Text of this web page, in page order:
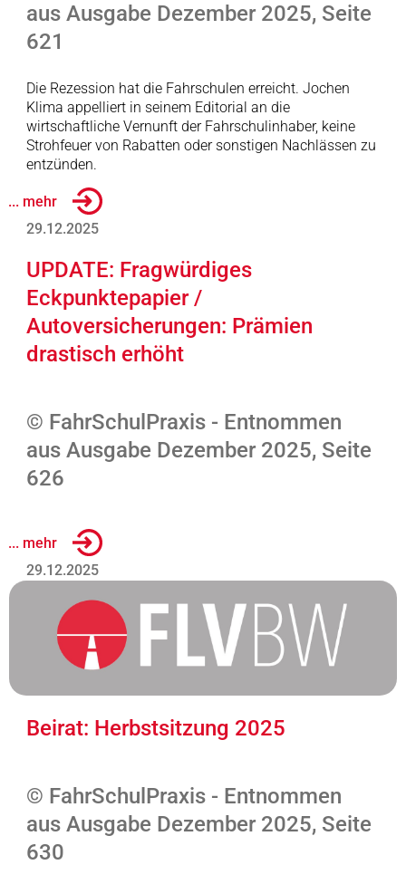
aus Ausgabe Dezember 2025, Seite
621
Die Rezession hat die Fahrschulen erreicht. Jochen
Klima appelliert in seinem Editorial an die
wirtschaftliche Vernunft der Fahrschulinhaber, keine
Strohfeuer von Rabatten oder sonstigen Nachlässen zu
entzünden.
... mehr
29.12.2025
UPDATE: Fragwürdiges
Eckpunktepapier /
Autoversicherungen: Prämien
drastisch erhöht
© FahrSchulPraxis - Entnommen
aus Ausgabe Dezember 2025, Seite
626
... mehr
29.12.2025
Beirat: Herbstsitzung 2025
© FahrSchulPraxis - Entnommen
aus Ausgabe Dezember 2025, Seite
630